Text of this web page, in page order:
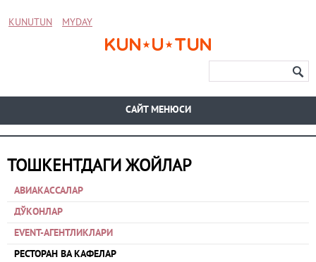
KUNUTUN MYDAY
CАЙТ МЕНЮСИ
ТОШКЕНТДАГИ ЖОЙЛАР
АВИАКАССАЛАР
ДЎКОНЛАР
EVENT-АГЕНТЛИКЛАРИ
РЕСТОРАН ВА КАФЕЛАР